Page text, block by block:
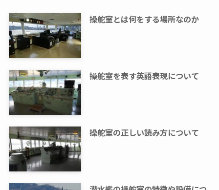
操舵室とは何をする場所なのか
操舵室を表す英語表現について
操舵室の正しい読み方について